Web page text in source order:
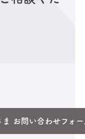
お問い合わせフォー